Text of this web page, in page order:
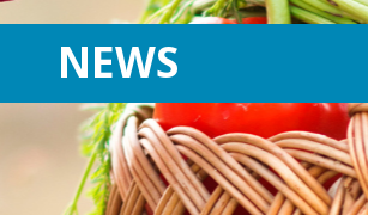
NEWS